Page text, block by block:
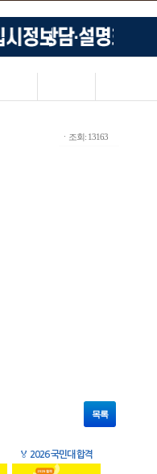
ㆍ조회: 13163
목록
🏅 2026 국민대 합격